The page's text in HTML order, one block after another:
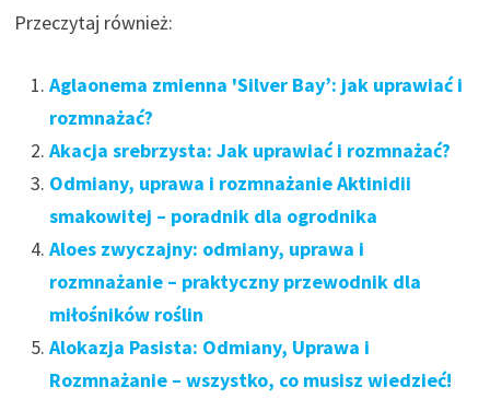
Przeczytaj również:
Aglaonema zmienna 'Silver Bay’: jak uprawiać i
rozmnażać?
Akacja srebrzysta: Jak uprawiać i rozmnażać?
Odmiany, uprawa i rozmnażanie Aktinidii
smakowitej – poradnik dla ogrodnika
Aloes zwyczajny: odmiany, uprawa i
rozmnażanie – praktyczny przewodnik dla
miłośników roślin
Alokazja Pasista: Odmiany, Uprawa i
Rozmnażanie – wszystko, co musisz wiedzieć!